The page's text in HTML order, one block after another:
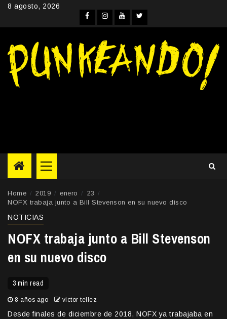
Skip8 agosto, 2026
Facebook
Instagram
YouTube
Twitter
Primary
Menu
Home 2019 enero
23
NOFX trabaja junto a Bill Stevenson en su nuevo disco
NOTICIAS
NOFX trabaja junto a Bill Stevenson
en su nuevo disco
3 min read
8 años ago victor tellez
Desde finales de diciembre de 2018, NOFX ya trabajaba en